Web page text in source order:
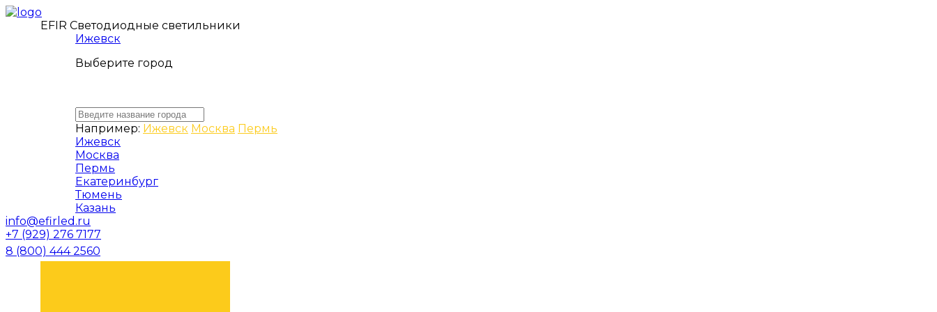
EFIR Светодиодные светильники
Ижевск
Выберите город
Например: Ижевск Москва Пермь
Ижевск
Москва
Пермь
Екатеринбург
Тюмень
Казань
info@efirled.ru
+7 (929) 276 7177
8 (800) 444 2560